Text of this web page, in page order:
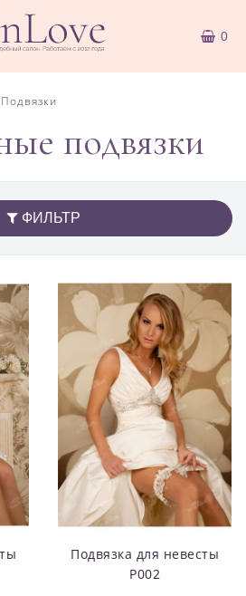
0
Подвязки
подвязки
ФИЛЬТР
Подвязка для невесты
P002